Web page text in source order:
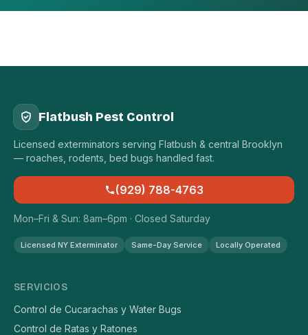
Flatbush Pest Control
Licensed exterminators serving Flatbush & central Brooklyn
— roaches, rodents, bed bugs handled fast.
(929) 788-4763
Mon–Fri & Sun: 8am–6pm · Closed Saturday
Licensed NY Exterminator Same-Day Service Locally Operated
SERVICIOS
Control de Cucarachas y Water Bugs
Control de Ratas y Ratones